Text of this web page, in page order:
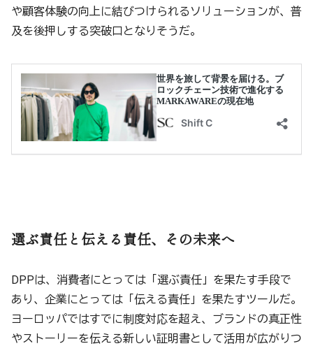
や顧客体験の向上に結びつけられるソリューションが、普
及を後押しする突破口となりそうだ。
選ぶ責任と伝える責任、その未来へ
DPPは、消費者にとっては「選ぶ責任」を果たす手段で
あり、企業にとっては「伝える責任」を果たすツールだ。
ヨーロッパではすでに制度対応を超え、ブランドの真正性
やストーリーを伝える新しい証明書として活用が広がりつ